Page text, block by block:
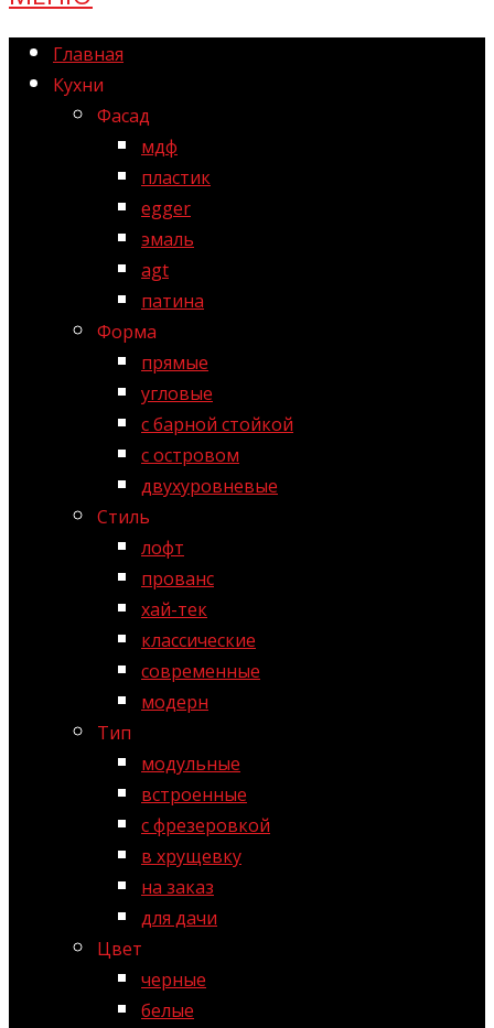
Главная
Кухни
Фасад
мдф
пластик
egger
эмаль
agt
патина
Форма
прямые
угловые
с барной стойкой
с островом
двухуровневые
Стиль
лофт
прованс
хай-тек
классические
современные
модерн
Тип
модульные
встроенные
с фрезеровкой
в хрущевку
на заказ
для дачи
Цвет
черные
белые